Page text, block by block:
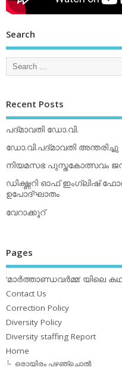
Search
Recent Posts
പദ്മാവതി ഡോ.വി.
ഡോ.വി.പദ്മാവതി അന്തരിച്ചു
നിയമസഭ പുസ്തകോത്സവം
ഡിക്ഷ്ണറി ഓഫ് ഇംഗ്ലിഷ്
ഉപോദ്ഘാതം
വേറാക്കൂറ്
Pages
‘മാര്‍ത്താണ്ഡവര്‍മ്മ’ യിലെ
Contact Us
Correction Policy
Diversity Policy
Diversity staffing Report
Home
ഒരായിരം പഴഞ്ചൊല്‍